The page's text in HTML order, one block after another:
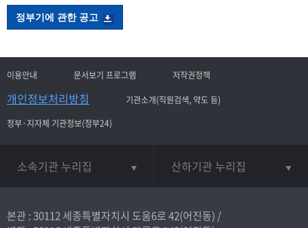
정부기에 관한 공고
이용안내 문서보기 프로그램 저작권정책
개인정보처리방침
기관소개(직원검색, 약도 등)
정부·지자체 기관정보(정부24)
소속기관 누리집 산하기관 누리집
본관 : 30112 세종특별자치시 도움6로 42(어진동) /